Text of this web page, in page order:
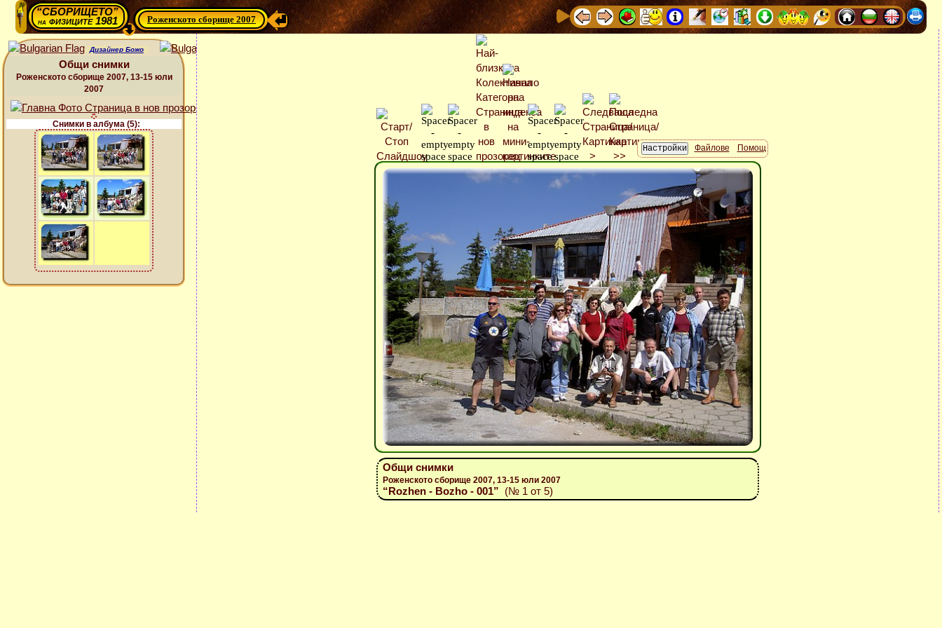
“СБОРИЩЕТО”
нафизиците 1981 Роженското сборище 2007
Дизайнер Божо
Общи снимки
Роженското сборище 2007, 13-15 юли
2007
Снимки в албума (5):
Файлове Помощ
Общи снимки
Роженското сборище 2007, 13-15 юли 2007
“Rozhen - Bozho - 001” (№ 1 от 5)